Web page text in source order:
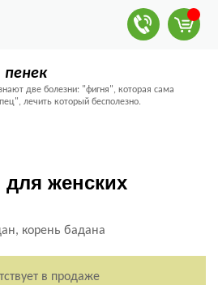
две болезни: "фигня", которая сама
лечить который бесполезно.
женских
в продаже